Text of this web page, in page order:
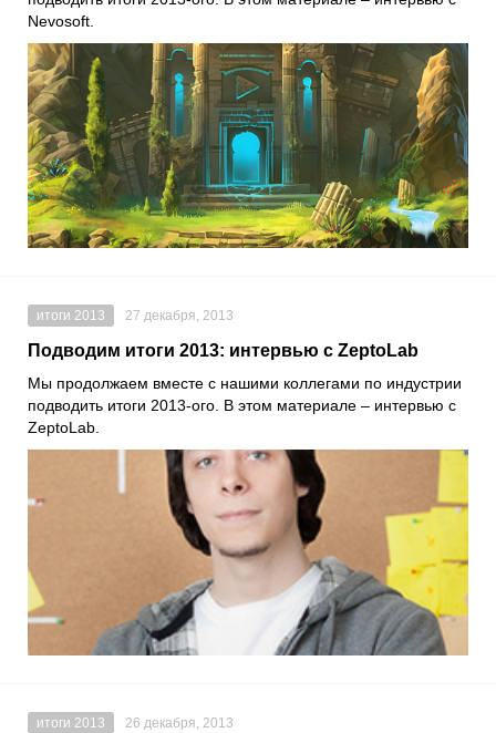
Nevosoft.
итоги 2013 27 декабря, 2013
Подводим итоги 2013: интервью с ZeptoLab
Мы продолжаем вместе с нашими коллегами по индустрии
подводить итоги 2013-ого. В этом материале – интервью с
ZeptoLab.
итоги 2013 26 декабря, 2013